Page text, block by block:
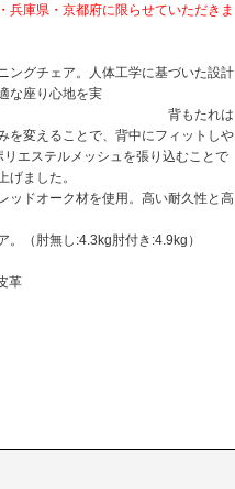
兵庫県・京都府に限らせていただきま
ングチェア。人体工学に基づいた設計
な座り心地を実
たれは
を変えることで、背中にフィットしや
エステルメッシュを張り込むことで
げました。
ッドオーク材を使用。高い耐久性と高
。（肘無し:4.3kg肘付き:4.9kg）
革